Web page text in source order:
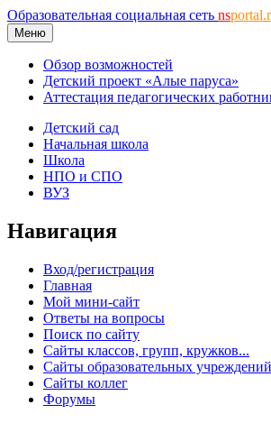
Образовательная социальная сеть ns
Меню
Обзор возможностей
Детский проект «Алые паруса»
Аттестация педагогических
Детский сад
Начальная школа
Школа
НПО и СПО
ВУЗ
Навигация
Вход/регистрация
Главная
Мой мини-сайт
Ответы на вопросы
Поиск по сайту
Сайты классов, групп, кружков...
Сайты образовательных учреждений
Сайты коллег
Форумы